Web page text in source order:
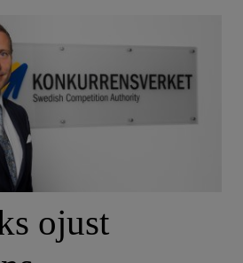
ojust